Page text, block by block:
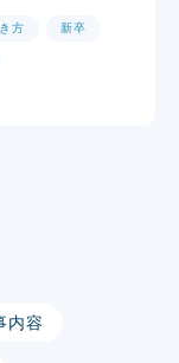
方 新卒
内容